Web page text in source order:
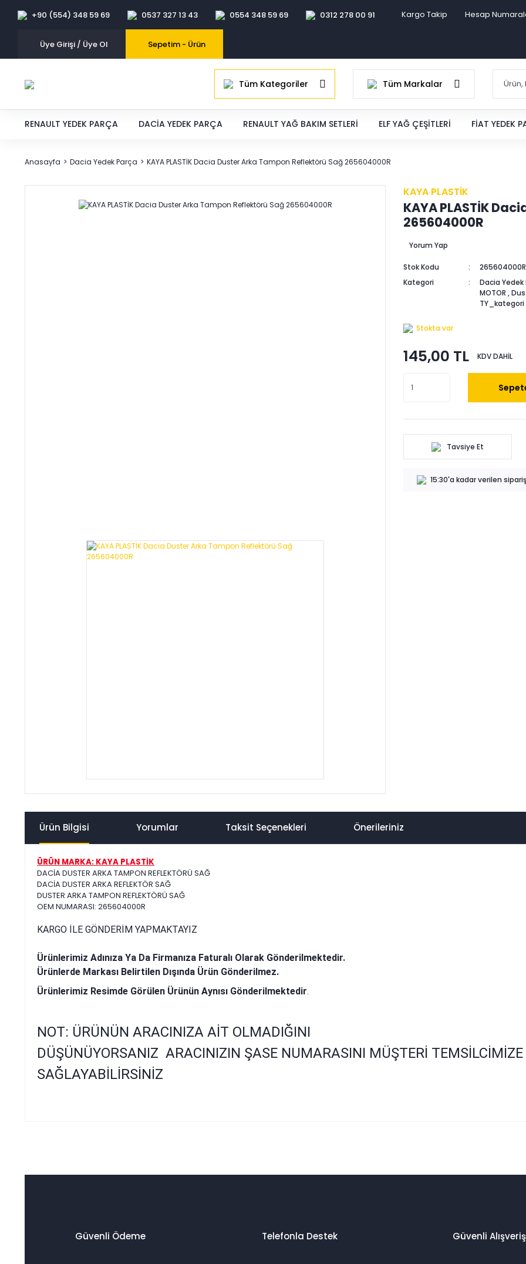
+90 (554) 348 59 69 0537 327 13 43 0554 348 59 69 0312 278 00 91 Kargo Takip Hesap
Üye Girişi / Üye Ol Sepetim - Ürün
Tüm Kategoriler Tüm Markalar
RENAULT YEDEK PARÇA DACIA YEDEK PARÇA RENAULT YAĞ BAKIM SETLERI ELF YAĞ ÇEŞITLERI FIAT YEDEK
Anasayfa Dacia Yedek Parça KAYA PLASTİK Dacia Duster Arka Tampon Reflektörü Sağ 265604000R
KAYA PLASTİK
KAYA PLASTİK
265604000R
Yorum Yap
Stok Kodu
Kategori
Dacia Yedek
MOTOR ,
TY_kategori
Stokta var
145,00 TL KDV DAHİL
Tavsiye Et
15:30'a kadar verilen
Ürün Bilgisi Yorumlar Taksit Seçenekleri Önerileriniz
ÜRÜN MARKA: KAYA PLASTİK
DACİA DUSTER ARKA TAMPON REFLEKTÖRÜ SAĞ
DACİA DUSTER ARKA REFLEKTÖR SAĞ
DUSTER ARKA TAMPON REFLEKTÖRÜ SAĞ
OEM NUMARASI: 265604000R
KARGO İLE GÖNDERİM YAPMAKTAYIZ
Ürünlerimiz Adınıza Ya Da Firmanıza Faturalı Olarak Gönderilmektedir.
Ürünlerde Markası Belirtilen Dışında Ürün Gönderilmez.
Ürünlerimiz Resimde Görülen Ürünün Aynısı Gönderilmektedir.
NOT: ÜRÜNÜN ARACINIZA AİT OLMADIĞINI
DÜŞÜNÜYORSANIZ ARACINIZIN ŞASE NUMARASINI MÜŞTERİ
SAĞLAYABİLİRSİNİZ
Ürün fiyatı diğer sitelerden daha pahalı.
Güvenli Ödeme Telefonla Destek Güvenli Alışveriş